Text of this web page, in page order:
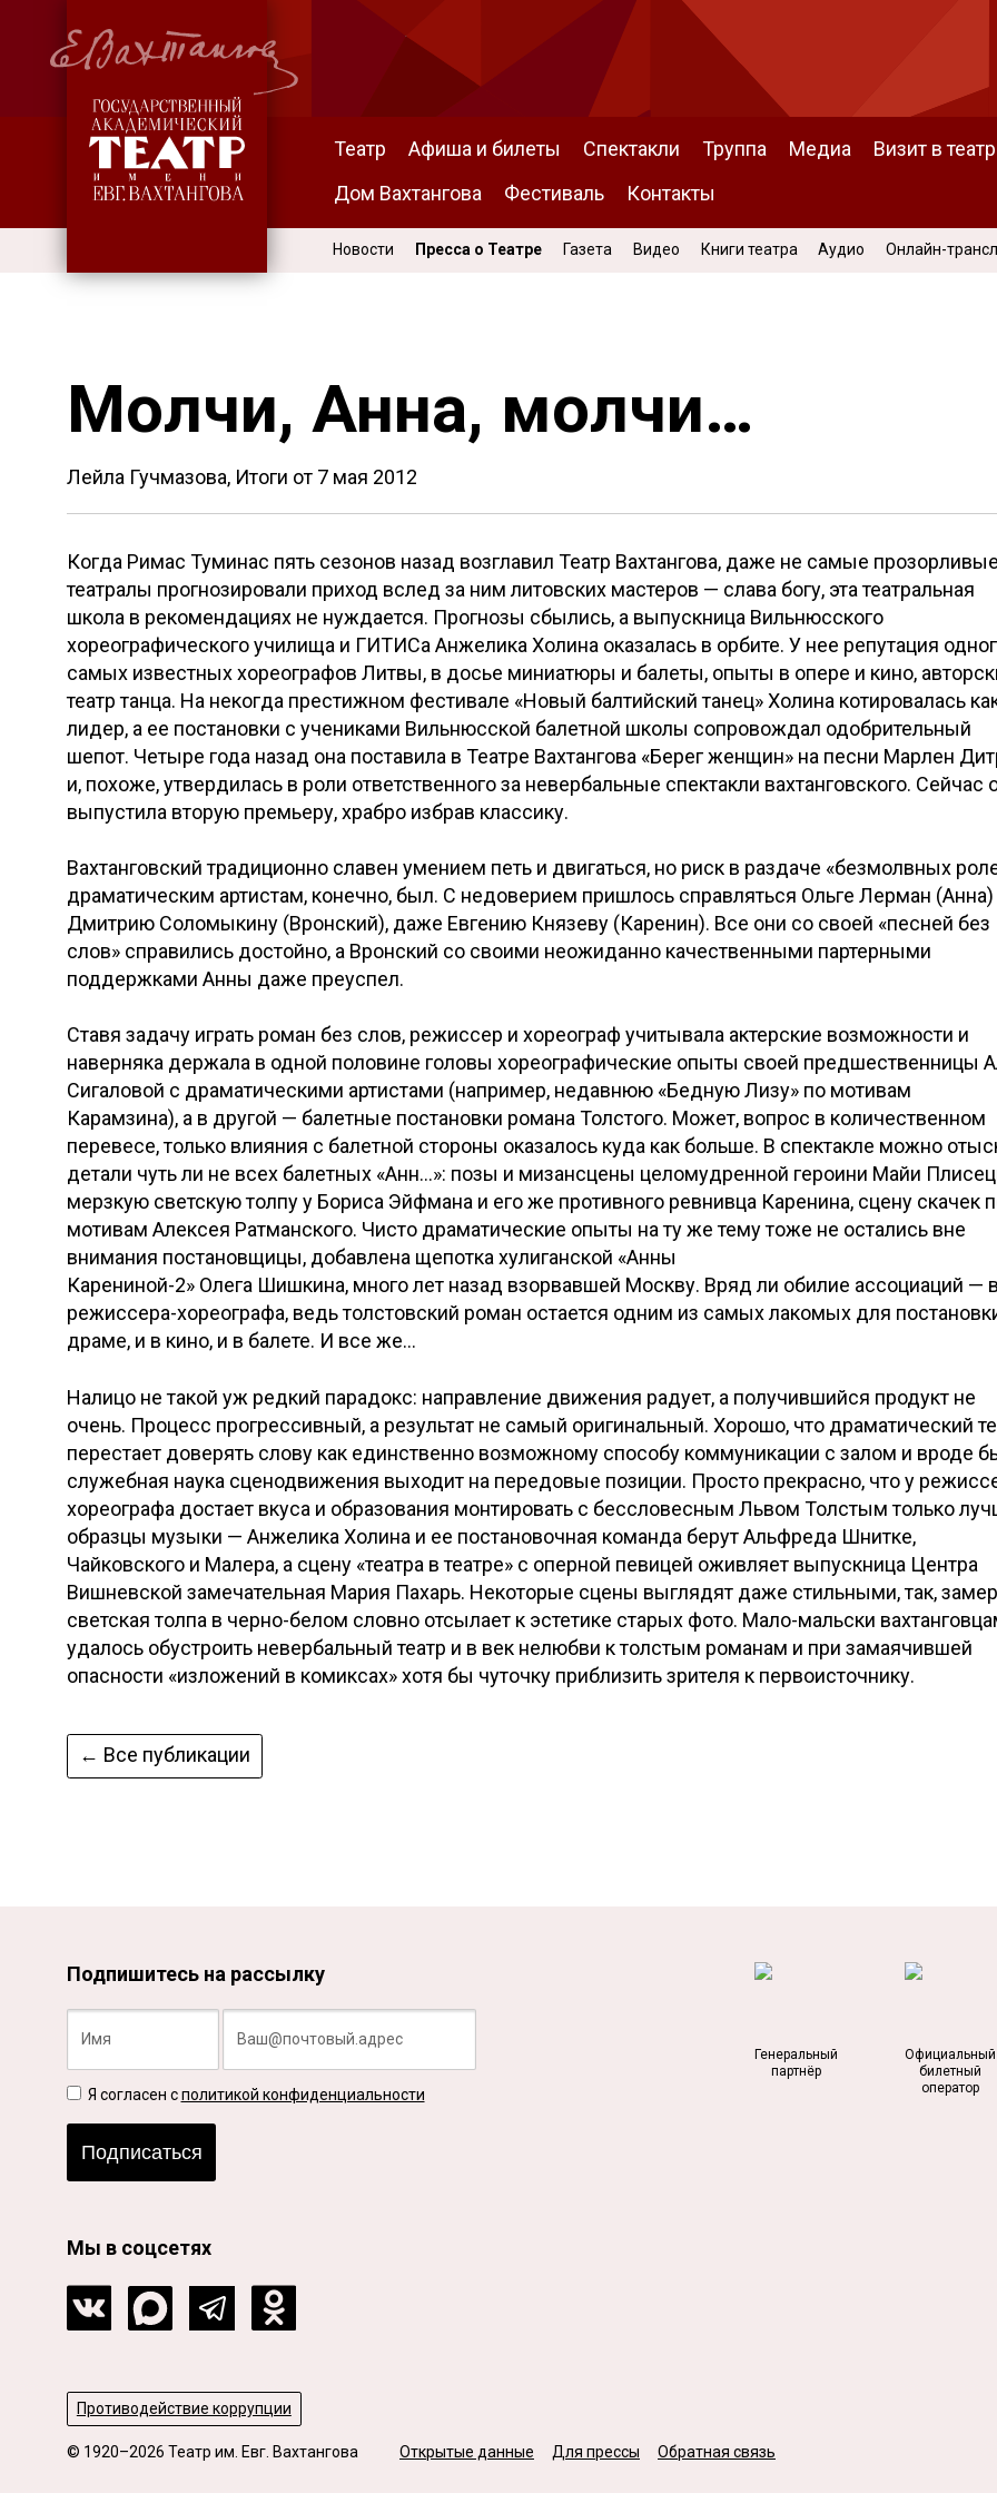
Театр Афиша и билеты Спектакли Труппа Медиа Визит в театр
Дом Вахтангова
Фестиваль Контакты
Новости Пресса о Театре Газета Видео Книги театра Аудио Онлайн-
Молчи, Анна, молчи…
Лейла Гучмазова, Итоги от 7 мая 2012
Когда Римас Туминас пять сезонов назад возглавил Театр Вахтангова, даже не самые прозорливые
театралы прогнозировали приход вслед за ним литовских мастеров — слава богу, эта театральная
школа в рекомендациях не нуждается. Прогнозы сбылись, а выпускница Вильнюсского
хореографического училища и ГИТИСа Анжелика Холина оказалась в орбите. У нее репутация
самых известных хореографов Литвы, в досье миниатюры и балеты, опыты в опере и кино,
театр танца. На некогда престижном фестивале «Новый балтийский танец» Холина котировалась
лидер, а ее постановки с учениками Вильнюсской балетной школы сопровождал одобрительный
шепот. Четыре года назад она поставила в Театре Вахтангова «Берег женщин» на песни Марлен
и, похоже, утвердилась в роли ответственного за невербальные спектакли вахтанговского. Сейчас
выпустила вторую премьеру, храбро избрав классику.
Вахтанговский традиционно славен умением петь и двигаться, но риск в раздаче «безмолвных
драматическим артистам, конечно, был. С недоверием пришлось справляться Ольге Лерман (Анна)
Дмитрию Соломыкину (Вронский), даже Евгению Князеву (Каренин). Все они со своей «песней без
слов» справились достойно, а Вронский со своими неожиданно качественными партерными
поддержками Анны даже преуспел.
Ставя задачу играть роман без слов, режиссер и хореограф учитывала актерские возможности и
наверняка держала в одной половине головы хореографические опыты своей предшественницы
Сигаловой с драматическими артистами (например, недавнюю «Бедную Лизу» по мотивам
Карамзина), а в другой — балетные постановки романа Толстого. Может, вопрос в количественном
перевесе, только влияния с балетной стороны оказалось куда как больше. В спектакле можно
детали чуть ли не всех балетных «Анн…»: позы и мизансцены целомудренной героини Майи
мерзкую светскую толпу у Бориса Эйфмана и его же противного ревнивца Каренина, сцену скачек
мотивам Алексея Ратманского. Чисто драматические опыты на ту же тему тоже не остались вне
внимания постановщицы, добавлена щепотка хулиганской «Анны
Карениной-2» Олега Шишкина, много лет назад взорвавшей Москву. Вряд ли обилие ассоциаций —
режиссера-хореографа, ведь толстовский роман остается одним из самых лакомых для
драме, и в кино, и в балете. И все же…
Налицо не такой уж редкий парадокс: направление движения радует, а получившийся продукт не
очень. Процесс прогрессивный, а результат не самый оригинальный. Хорошо, что драматический
перестает доверять слову как единственно возможному способу коммуникации с залом и вроде
служебная наука сценодвижения выходит на передовые позиции. Просто прекрасно, что у
хореографа достает вкуса и образования монтировать с бессловесным Львом Толстым только
образцы музыки — Анжелика Холина и ее постановочная команда берут Альфреда Шнитке,
Чайковского и Малера, а сцену «театра в театре» с оперной певицей оживляет выпускница Центра
Вишневской замечательная Мария Пахарь. Некоторые сцены выглядят даже стильными, так,
светская толпа в черно-белом словно отсылает к эстетике старых фото. Мало-мальски
удалось обустроить невербальный театр и в век нелюбви к толстым романам и при замаячившей
опасности «изложений в комиксах» хотя бы чуточку приблизить зрителя к первоисточнику.
← Все публикации
Подпишитесь на рассылку
Я согласен сполитикой конфиденциальности
Подписаться
Мы в соцсетях
Генеральный
партнёр
Официальный
билетный
оператор
Противодействие коррупции
© 1920–2026 Театр им. Евг. Вахтангова Открытые данные Для прессы Обратная связь